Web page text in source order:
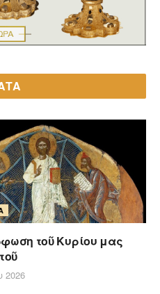
τοῦ Κυρίου μας
2026